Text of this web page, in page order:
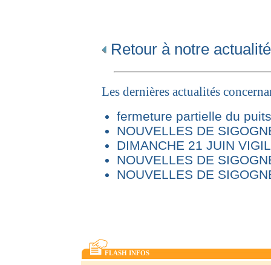
Retour à notre actualité
Les dernières actualités
fermeture partielle du
NOUVELLES DE
DIMANCHE 21 JUIN
NOUVELLES DE
NOUVELLES DE
FLASH INFOS